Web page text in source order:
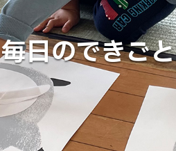
毎日のできごと